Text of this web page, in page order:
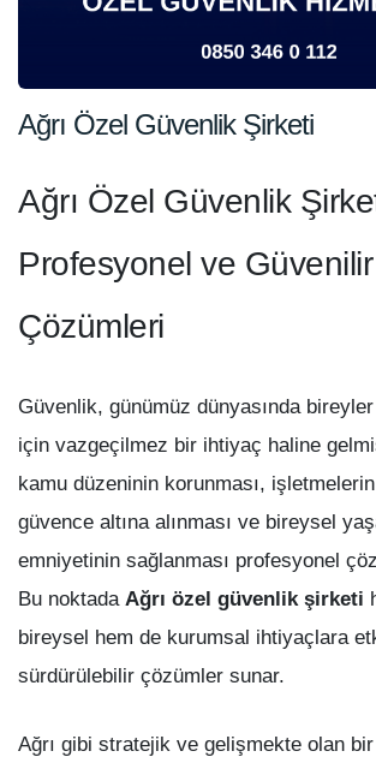
Ağrı Özel Güvenlik Şirketi
Ağrı Özel Güvenlik
Profesyonel ve
Çözümleri
Güvenlik, günümüz dünyasında
için vazgeçilmez bir ihtiyaç haline
kamu düzeninin korunması, işletmelerin
güvence altına alınması ve bireysel
emniyetinin sağlanması profesyonel
Bu noktada Ağrı özel güvenlik şirketi
bireysel hem de kurumsal ihtiyaçlara
sürdürülebilir çözümler sunar.
Ağrı gibi stratejik ve gelişmekte olan